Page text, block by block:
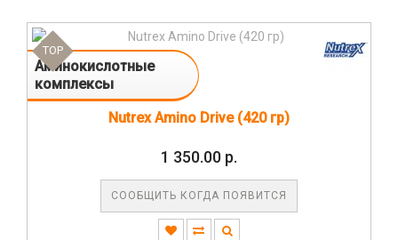
Аминокислотные
комплексы
TOP
Nutrex Amino Drive (420 гр)
1 350.00 р.
СООБЩИТЬ КОГДА ПОЯВИТСЯ